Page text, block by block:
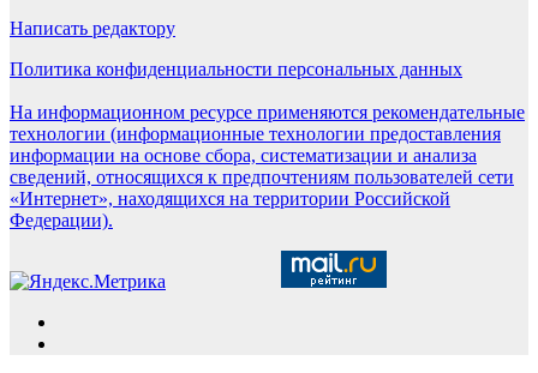
Написать редактору
Политика конфиденциальности персональных данных
На информационном ресурсе применяются рекомендательные
технологии (информационные технологии предоставления
информации на основе сбора, систематизации и анализа
сведений, относящихся к предпочтениям пользователей сети
«Интернет», находящихся на территории Российской
Федерации).